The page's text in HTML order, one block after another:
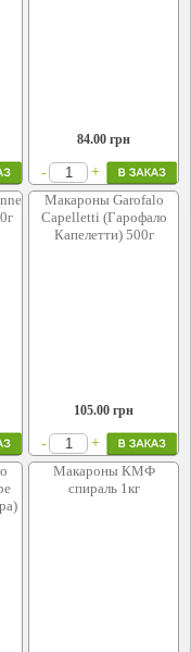
84.00 грн
-
+
Макароны Garofalo
Capelletti (Гарофало
Капелетти) 500г
105.00 грн
-
+
Макароны КМФ
спираль 1кг